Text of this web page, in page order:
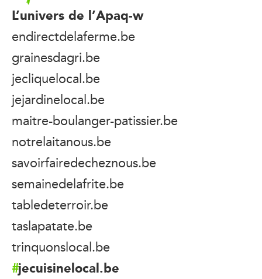
L’univers de l’Apaq-w
endirectdelaferme.be
grainesdagri.be
jecliquelocal.be
jejardinelocal.be
maitre-boulanger-patissier.be
notrelaitanous.be
savoirfairedecheznous.be
semainedelafrite.be
tabledeterroir.be
taslapatate.be
trinquonslocal.be
jecuisinelocal.be